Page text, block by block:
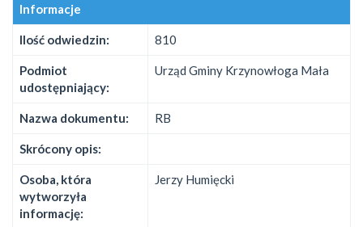
Informacje
Ilość odwiedzin: 810
Podmiot
udostępniający:
Urząd Gminy Krzynowłoga Mała
Nazwa dokumentu: RB
Skrócony opis:
Osoba, która
wytworzyła
informację:
Jerzy Humięcki